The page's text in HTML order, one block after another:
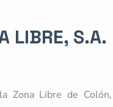
LIBRE, S.A.
Zona Libre de